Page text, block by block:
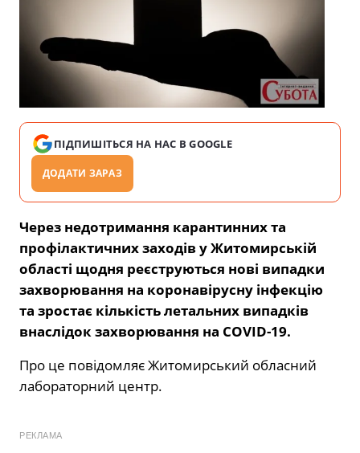
ПІДПИШІТЬСЯ НА НАС В GOOGLE
ДОДАТИ ЗАРАЗ
Через недотримання карантинних та
профілактичних заходів у Житомирській
області щодня реєструються нові випадки
захворювання на коронавірусну інфекцію
та зростає кількість летальних випадків
внаслідок захворювання на COVID-19.
Про це повідомляє Житомирський обласний
лабораторний центр.
РЕКЛАМА